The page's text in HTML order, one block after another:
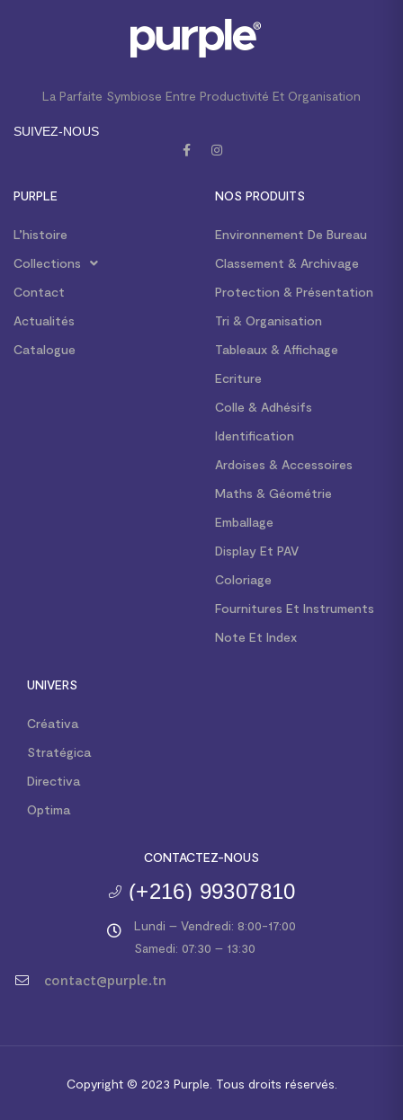
La Parfaite Symbiose Entre Productivité Et Organisation
SUIVEZ-NOUS
PURPLE
L’histoire
Collections
Contact
Actualités
Catalogue
NOS PRODUITS
Environnement De Bureau
Classement & Archivage
Protection & Présentation
Tri & Organisation
Tableaux & Affichage
Ecriture
Colle & Adhésifs
Identification
Ardoises & Accessoires
Maths & Géométrie
Emballage
Display Et PAV
Coloriage
Fournitures Et Instruments
Note Et Index
UNIVERS
Créativa
Stratégica
Directiva
Optima
CONTACTEZ-NOUS
(+216) 99307810
Lundi – Vendredi: 8:00-17:00
Samedi: 07:30 – 13:30
contact@purple.tn
Copyright © 2023 Purple. Tous droits réservés.